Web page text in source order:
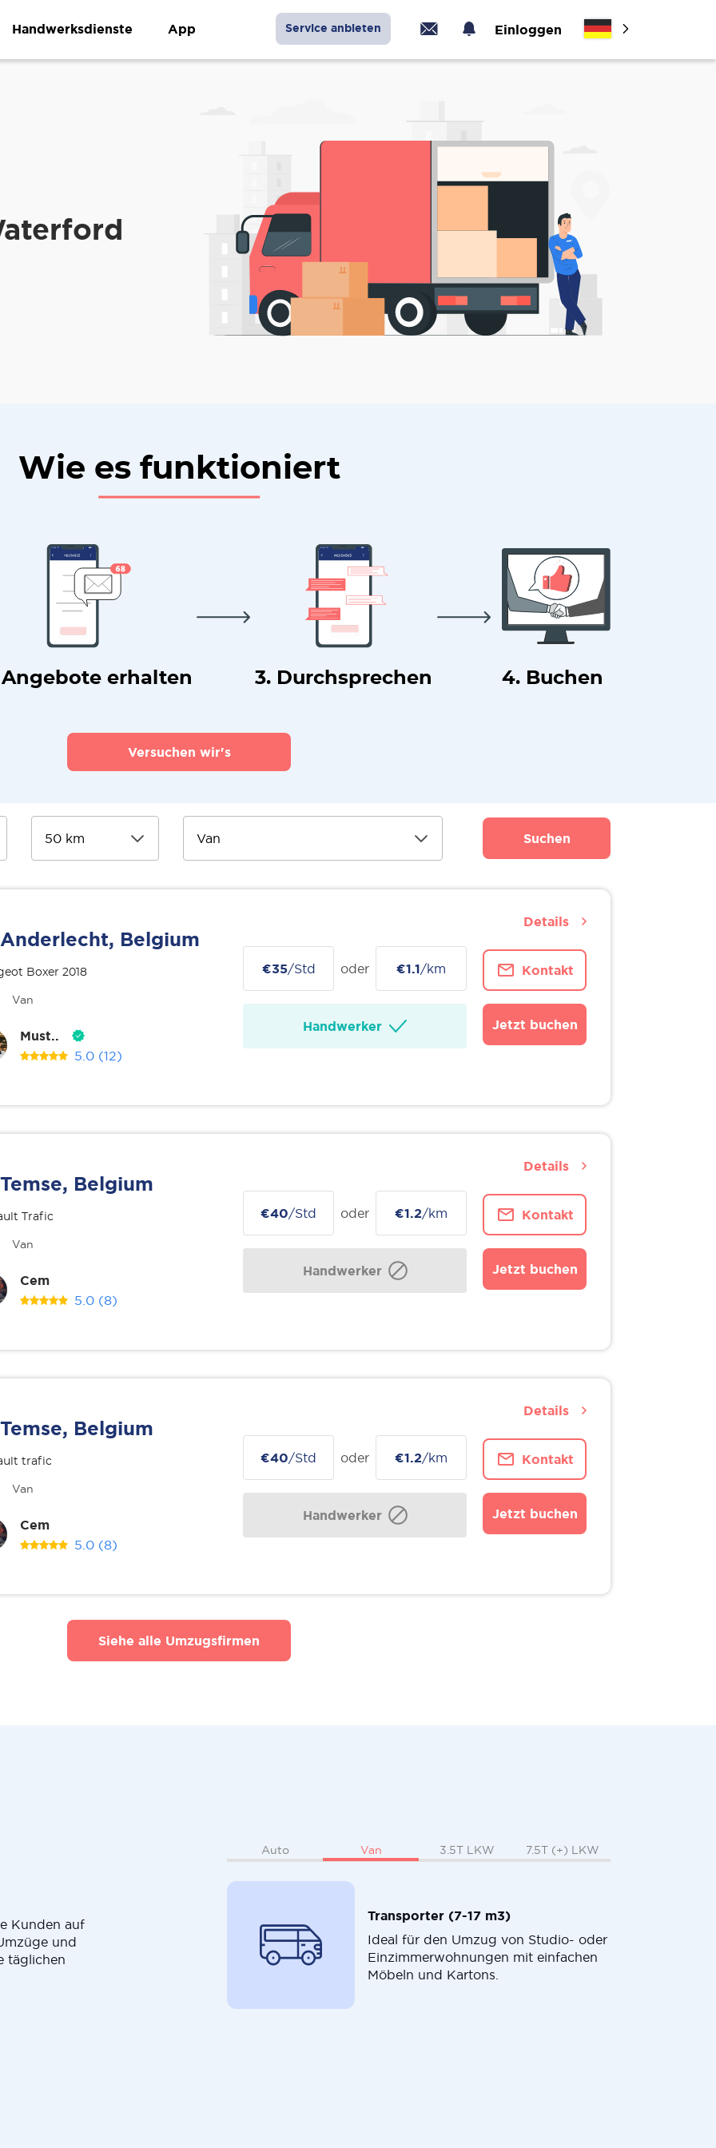
Handwerksdienste App Service anbieten Einloggen
Wie es funktioniert
Angebote erhalten 3. Durchsprechen 4. Buchen
Versuchen wir's
Suchen
Anderlecht, Belgium
Boxer 2018
Van
Must..
5.0 (12)
€35/Std oder €1.1/km
Handwerker
Kontakt
Jetzt buchen
Details
Temse, Belgium
Trafic
Van
Cem
5.0 (8)
€40/Std oder €1.2/km
Handwerker
Kontakt
Jetzt buchen
Details
Temse, Belgium
trafic
Van
Cem
5.0 (8)
€40/Std oder €1.2/km
Handwerker
Kontakt
Jetzt buchen
Details
Siehe alle Umzugsfirmen
Kunden auf
und
täglichen
Auto Van 3.5T LKW 7.5T (+) LKW
Transporter (7-17 m3)
Ideal für den Umzug von Studio- oder
Einzimmerwohnungen mit einfachen
Möbeln und Kartons.